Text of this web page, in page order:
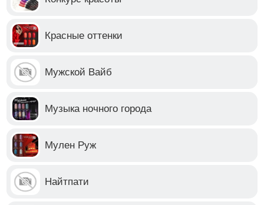
Красные оттенки
Мужской Вайб
Музыка ночного города
Мулен Руж
Найтпати